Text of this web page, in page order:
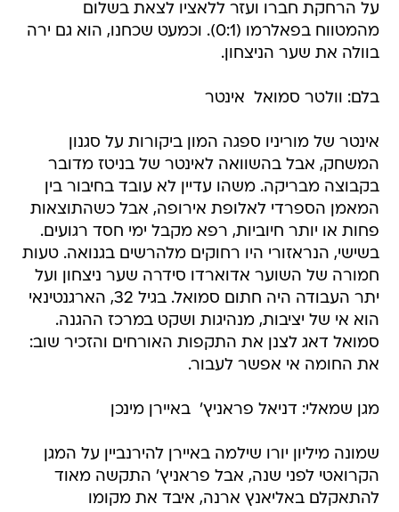
על הרחקת חברו ועזר ללאציו לצאת בשלום
מהמטווח בפאלרמו (0:1). וכמעט שכחנו, הוא גם ירה
בוולה את שער הניצחון.
בלם: וולטר סמואל  אינטר
אינטר של מוריניו ספגה המון ביקורות על סגנון
המשחק, אבל בהשוואה לאינטר של בניטז מדובר
בקבוצה מבריקה. משהו עדיין לא עובד בחיבור בין
המאמן הספרדי לאלופת אירופה, אבל כשהתוצאות
פחות או יותר חיוביות, רפא מקבל ימי חסד רגועים.
בשישי, הנראזורי היו רחוקים מלהרשים בגנואה. טעות
חמורה של השוער אדוארדו סידרה שער ניצחון ועל
יתר העבודה היה חתום סמואל. בגיל 32, הארגנטינאי
הוא אי של יציבות, מנהיגות ושקט במרכז ההגנה.
סמואל דאג לצנן את התקפות האורחים והזכיר שוב:
את החומה אי אפשר לעבור.
מגן שמאלי: דניאל פראניץ'  באיירן מינכן
שמונה מיליון יורו שילמה באיירן להירנביין על המגן
הקרואטי לפני שנה, אבל פראניץ' התקשה מאוד
להתאקלם באליאנץ ארנה, איבד את מקומו